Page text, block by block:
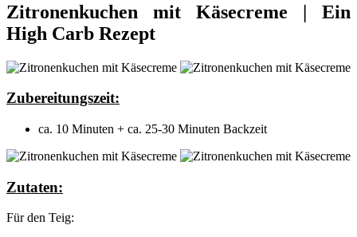
Zitronenkuchen mit Käsecreme | Ein
High Carb Rezept
Zubereitungszeit:
ca. 10 Minuten + ca. 25-30 Minuten Backzeit
Zutaten:
Für den Teig: